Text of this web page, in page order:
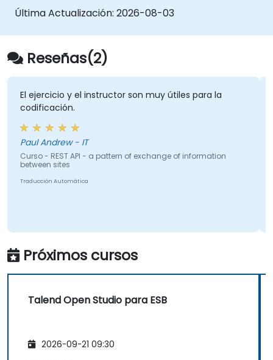
Integrar sin problemas sistemas y
Incrustar bibliotecas de código Java
existentes para ampliar los proyectos.
Aprovechar los componentes y el código
de la comunidad para extender los
proyectos.
Integrar rápidamente sistemas,
aplicaciones y fuentes de datos dentro de
un entorno Eclipse con funcionalidad de
arrastrar y soltar.
Reducir el tiempo de desarrollo y los
costos de mantenimiento mediante la
Última Actualización: 2026-08-03
Reseñas(2)
El ejercicio y el instructor son muy útiles para la
codificación.
Paul Andrew - IT
Curso - REST API - a pattern of exchange of information
between sites
Traducción Automática
Próximos cursos
Talend Open Studio para ESB
2026-09-21 09:30